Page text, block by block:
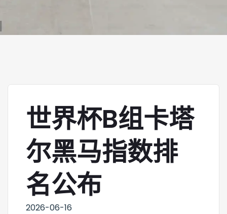
世界杯B组卡塔
尔黑马指数排
名公布
2026-06-16